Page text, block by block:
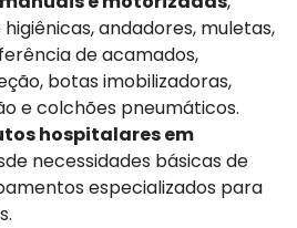
andadores, muletas,
de acamados,
botas imobilizadoras,
e colchões pneumáticos.
hospitalares em
necessidades básicas de
especializados para